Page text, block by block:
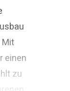
einen
zu